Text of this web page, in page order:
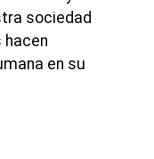
sociedad
hacen
en su